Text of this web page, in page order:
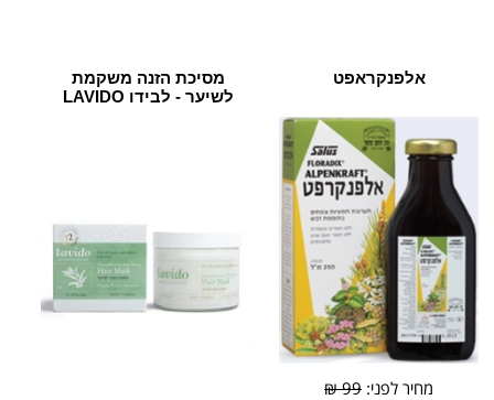
אלפנקראפט
מחיר לפני: 99 ₪
מסיכת הזנה משקמת
לשיער - לבידו LAVIDO